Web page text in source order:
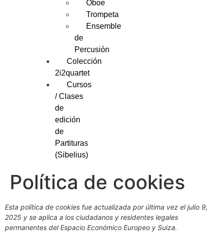
Oboe
Trompeta
Ensemble
de
Percusión
Colección
2i2quartet
Cursos
/ Clases
de
edición
de
Partituras
(Sibelius)
Política de cookies
Esta política de cookies fue actualizada por última vez el julio 9,
2025 y se aplica a los ciudadanos y residentes legales
permanentes del Espacio Económico Europeo y Suiza.